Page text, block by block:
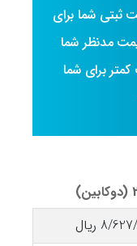
ثبتی شما برای
مدنظر شما
برای شما
ریال